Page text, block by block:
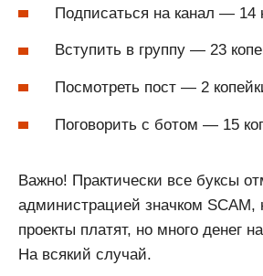
Подписаться на канал — 14
Вступить в группу — 23
Посмотреть пост — 2
Поговорить с ботом — 15
Важно! Практически все буксы
администрацией значком SCAM,
проекты платят, но много денег
На всякий случай.